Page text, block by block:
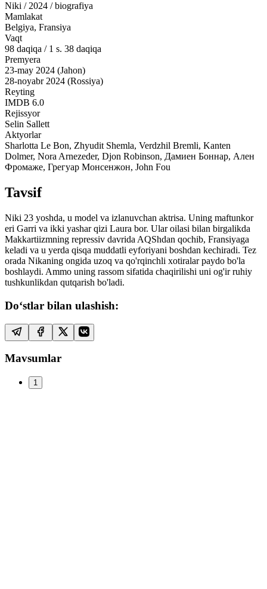
Niki / 2024 / biografiya
Mamlakat
Belgiya, Fransiya
Vaqt
98 daqiqa / 1 s. 38 daqiqa
Premyera
23-may 2024 (Jahon)
28-noyabr 2024 (Rossiya)
Reyting
IMDB 6.0
Rejissyor
Selin Sallett
Aktyorlar
Sharlotta Le Bon, Zhyudit Shemla, Verdzhil Bremli, Kanten
Dolmer, Nora Arnezeder, Djon Robinson, Дамиен Боннар, Ален
Фромаже, Грегуар Монсенжон, John Fou
Tavsif
Niki 23 yoshda, u model va izlanuvchan aktrisa. Uning maftunkor
eri Garri va ikki yashar qizi Laura bor. Ular oilasi bilan birgalikda
Makkartiizmning repressiv davrida AQShdan qochib, Fransiyaga
keladi va u yerda qisqa muddatli eyforiyani boshdan kechiradi. Tez
orada Nikaning ongida uzoq va qo'rqinchli xotiralar paydo bo'la
boshlaydi. Ammo uning rassom sifatida chaqirilishi uni og'ir ruhiy
tushkunlikdan qutqarish bo'ladi.
Do‘stlar bilan ulashish:
Mavsumlar
1